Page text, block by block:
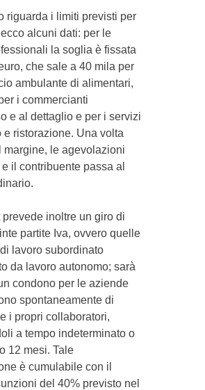
riguarda i limiti previsti per
alcuni dati: per le
la soglia è fissata
che sale a 40 mila per
ambulante di alimentari,
i commercianti
e al dettaglio e per i servizi
e ristorazione. Una volta
margine, le agevolazioni
il contribuente passa al
prevede inoltre un giro di
partite Iva, ovvero quelle
lavoro subordinato
da lavoro autonomo; sarà
condono per le aziende
spontaneamente di
i propri collaboratori,
a tempo indeterminato o
12 mesi. Tale
è cumulabile con il
del 40% previsto nel